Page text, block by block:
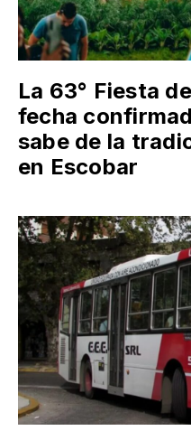
La 63° Fiesta
fecha
sabe de la
en Escobar